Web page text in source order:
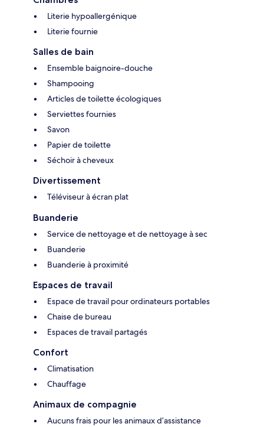
Literie hypoallergénique
Literie fournie
Salles de bain
Ensemble baignoire-douche
Shampooing
Articles de toilette écologiques
Serviettes fournies
Savon
Papier de toilette
Séchoir à cheveux
Divertissement
Téléviseur à écran plat
Buanderie
Service de nettoyage et de nettoyage à sec
Buanderie
Buanderie à proximité
Espaces de travail
Espace de travail pour ordinateurs portables
Chaise de bureau
Espaces de travail partagés
Confort
Climatisation
Chauffage
Animaux de compagnie
Aucuns frais pour les animaux d’assistance